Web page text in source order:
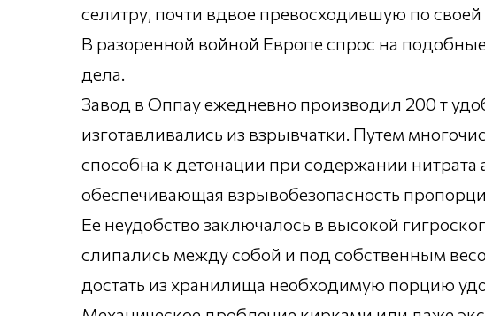
селитру, почти вдвое превосходившую по
В разоренной войной Европе спрос на
дела.
Завод в Оппау ежедневно производил 200 т
изготавливались из взрывчатки. Путем
способна к детонации при содержании
обеспечивающая взрывобезопасность
Ее неудобство заключалось в высокой
слипались между собой и под собственным
достать из хранилища необходимую порцию